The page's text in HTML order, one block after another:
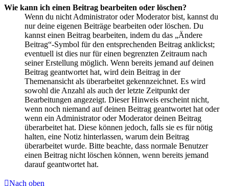
Wie kann ich einen Beitrag bearbeiten oder löschen?
Wenn du nicht Administrator oder Moderator bist, kannst du
nur deine eigenen Beiträge bearbeiten oder löschen. Du
kannst einen Beitrag bearbeiten, indem du das „Ändere
Beitrag“-Symbol für den entsprechenden Beitrag anklickst;
eventuell ist dies nur für einen begrenzten Zeitraum nach
seiner Erstellung möglich. Wenn bereits jemand auf deinen
Beitrag geantwortet hat, wird dein Beitrag in der
Themenansicht als überarbeitet gekennzeichnet. Es wird
sowohl die Anzahl als auch der letzte Zeitpunkt der
Bearbeitungen angezeigt. Dieser Hinweis erscheint nicht,
wenn noch niemand auf deinen Beitrag geantwortet hat oder
wenn ein Administrator oder Moderator deinen Beitrag
überarbeitet hat. Diese können jedoch, falls sie es für nötig
halten, eine Notiz hinterlassen, warum dein Beitrag
überarbeitet wurde. Bitte beachte, dass normale Benutzer
einen Beitrag nicht löschen können, wenn bereits jemand
darauf geantwortet hat.
Nach oben